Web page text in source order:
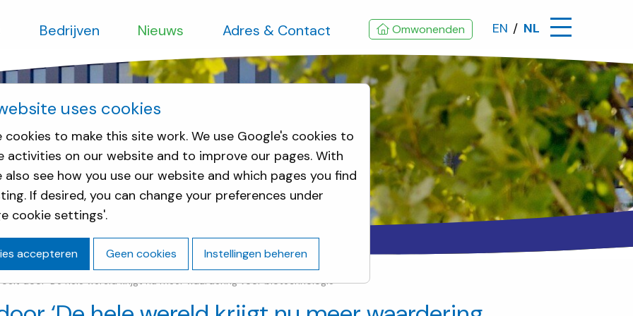
Bedrijven Nieuws Adres & Contact Omwonenden EN NL
door ‘De hele wereld krijgt nu meer waardering voor biotechnologie’
uses cookies
cookies to make this site work. We use Google's cookies to
activities on our website and to improve our pages. With
also see how you use our website and which pages you find
If desired, you can change your preferences under
cookie settings'.
accepteren Geen cookies Instellingen beheren